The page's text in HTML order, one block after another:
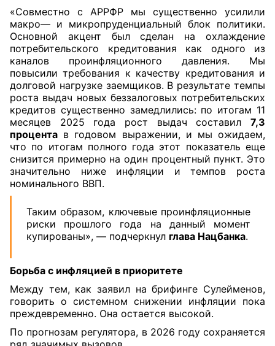
«Совместно с АРРФР мы существенно усилили
макро— и микропруденциальный блок политики.
Основной акцент был сделан на охлаждение
потребительского кредитования как одного из
каналов проинфляционного давления. Мы
повысили требования к качеству кредитования и
долговой нагрузке заемщиков. В результате темпы
роста выдач новых беззалоговых потребительских
кредитов существенно замедлились: по итогам 11
месяцев 2025 года рост выдач составил 7,3
процента в годовом выражении, и мы ожидаем,
что по итогам полного года этот показатель еще
снизится примерно на один процентный пункт. Это
значительно ниже инфляции и темпов роста
номинального ВВП.
Таким образом, ключевые проинфляционные
риски прошлого года на данный момент
купированы», — подчеркнул глава Нацбанка.
Борьба с инфляцией в приоритете
Между тем, как заявил на брифинге Сулейменов,
говорить о системном снижении инфляции пока
преждевременно. Она остается высокой.
По прогнозам регулятора, в 2026 году сохраняется